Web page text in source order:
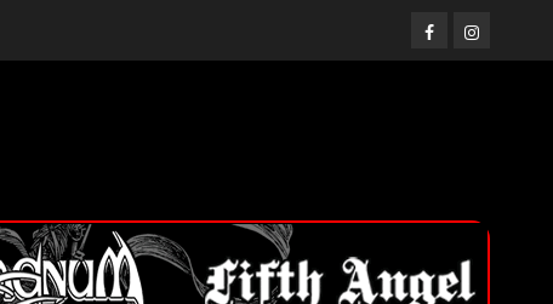
FacebookInstagram